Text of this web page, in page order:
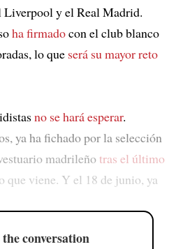
Liverpool y el Real Madrid.
ha firmadocon el club blanco
lo que será su mayor reto
no se hará esperar.
ya ha fichado por la selección
madrileñotras el último
que viene. Y el 18 de junio, ya
conversation